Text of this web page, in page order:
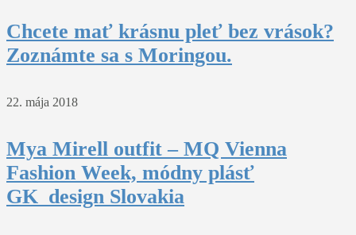
Chcete mať krásnu pleť bez vrások?
Zoznámte sa s Moringou.
22. mája 2018
Mya Mirell outfit – MQ Vienna
Fashion Week, módny plásť
GK_design Slovakia